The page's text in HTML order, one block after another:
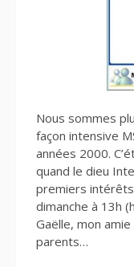
Nous sommes
façon intensive
années 2000.
quand le dieu
premiers intérêts
dimanche à 13h
Gaëlle, mon
parents…